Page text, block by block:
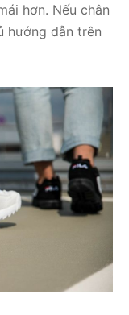
hơn. Nếu chân
hướng dẫn trên